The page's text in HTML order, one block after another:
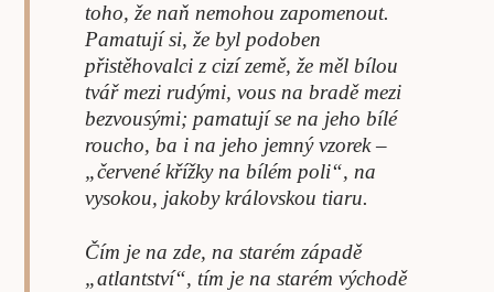
toho, že naň nemohou zapomenout.
Pamatují si, že byl podoben
přistěhovalci z cizí země, že měl bílou
tvář mezi rudými, vous na bradě mezi
bezvousými; pamatují se na jeho bílé
roucho, ba i na jeho jemný vzorek –
„červené křížky na bílém poli“, na
vysokou, jakoby královskou tiaru.
Čím je na zde, na starém západě
„atlantství“, tím je na starém východě